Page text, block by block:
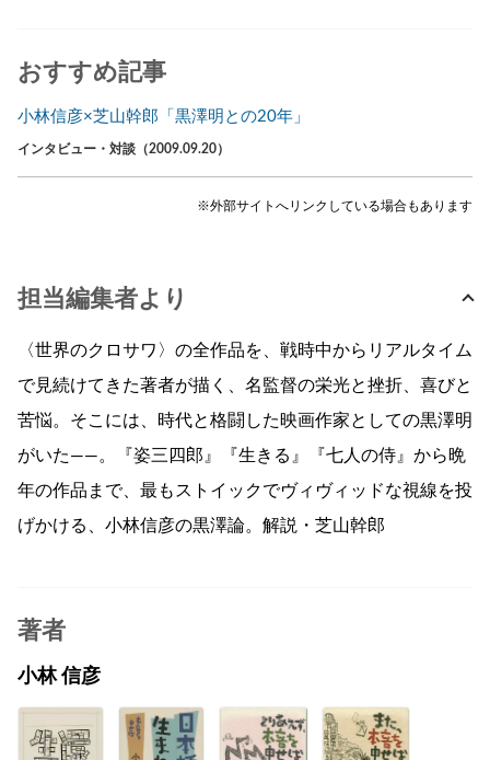
おすすめ記事
小林信彦×芝山幹郎「黒澤明との20年」
インタビュー・対談（2009.09.20）
※外部サイトへリンクしている場合もあります
担当編集者より
〈世界のクロサワ〉の全作品を、戦時中からリアルタイム
で見続けてきた著者が描く、名監督の栄光と挫折、喜びと
苦悩。そこには、時代と格闘した映画作家としての黒澤明
がいた――。『姿三四郎』『生きる』『七人の侍』から晩
年の作品まで、最もストイックでヴィヴィッドな視線を投
げかける、小林信彦の黒澤論。解説・芝山幹郎
著者
小林 信彦